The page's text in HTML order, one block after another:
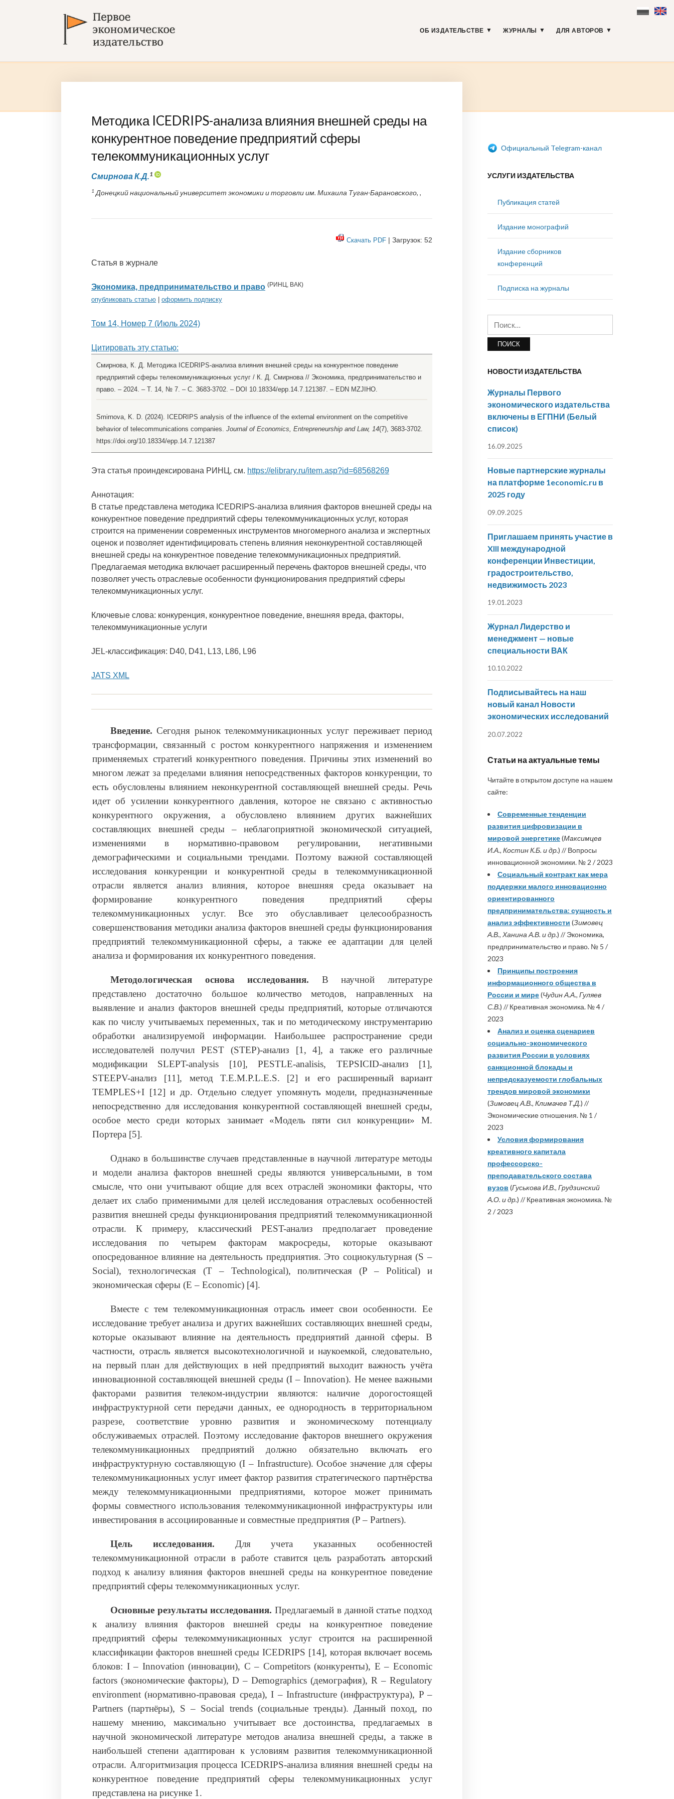
ОБ ИЗДАТЕЛЬСТВЕ ЖУРНАЛЫ ДЛЯ АВТОРОВ
Методика ICEDRIPS-анализа влияния внешней среды на
конкурентное поведение предприятий сферы
телекоммуникационных услуг
Смирнова К.Д.1
1 Донецкий национальный университет экономики и торговли им. Михаила Туган-Барановского, ,
Скачать PDF | Загрузок: 52
Статья в журнале
Экономика, предпринимательство и право (РИНЦ, ВАК)
опубликовать статью оформить подписку
Том 14, Номер 7 (Июль 2024)
Цитировать эту статью:
Смирнова, К. Д. Методика ICEDRIPS-анализа влияния внешней среды на конкурентное поведение
предприятий сферы телекоммуникационных услуг / К. Д. Смирнова // Экономика, предпринимательство и
право. – 2024. – Т. 14, № 7. – С. 3683-3702. – DOI 10.18334/epp.14.7.121387. – EDN MZJIHO.
Smirnova, K. D. (2024). ICEDRIPS analysis of the influence of the external environment on the competitive
behavior of telecommunications companies. Journal of Economics, Entrepreneurship and Law, 14(7), 3683-3702.
https://doi.org/10.18334/epp.14.7.121387
Эта статья проиндексирована РИНЦ, см. https://elibrary.ru/item.asp?id=68568269
Аннотация:
В статье представлена методика ICEDRIPS-анализа влияния факторов внешней среды на
конкурентное поведение предприятий сферы телекоммуникационных услуг, которая
строится на применении современных инструментов многомерного анализа и экспертных
оценок и позволяет идентифицировать степень влияния неконкурентной составляющей
внешней среды на конкурентное поведение телекоммуникационных предприятий.
Предлагаемая методика включает расширенный перечень факторов внешней среды, что
позволяет учесть отраслевые особенности функционирования предприятий сферы
телекоммуникационных услуг.
Ключевые слова: конкуренция, конкурентное поведение, внешняя вреда, факторы,
телекоммуникационные услуги
JEL-классификация: D40, D41, L13, L86, L96
JATS XML
Введение. Сегодня рынок телекоммуникационных услуг переживает период
трансформации, связанный с ростом конкурентного напряжения и изменением
применяемых стратегий конкурентного поведения. Причины этих изменений во
многом лежат за пределами влияния непосредственных факторов конкуренции, то
есть обусловлены влиянием неконкурентной составляющей внешней среды. Речь
идет об усилении конкурентного давления, которое не связано с активностью
конкурентного окружения, а обусловлено влиянием других важнейших
составляющих внешней среды – неблагоприятной экономической ситуацией,
изменениями в нормативно-правовом регулировании, негативными
демографическими и социальными трендами. Поэтому важной составляющей
исследования конкуренции и конкурентной среды в телекоммуникационной
отрасли является анализ влияния, которое внешняя среда оказывает на
формирование конкурентного поведения предприятий сферы
телекоммуникационных услуг. Все это обуславливает целесообразность
совершенствования методики анализа факторов внешней среды функционирования
предприятий телекоммуникационной сферы, а также ее адаптации для целей
анализа и формирования их конкурентного поведения.
Методологическая основа исследования. В научной литературе
представлено достаточно большое количество методов, направленных на
выявление и анализ факторов внешней среды предприятий, которые отличаются
как по числу учитываемых переменных, так и по методическому инструментарию
обработки анализируемой информации. Наибольшее распространение среди
исследователей получил PEST (STEP)-анализ [1, 4], а также его различные
модификации SLEPT-analysis [10], PESTLE-analisis, TEPSICID-анализ [1],
STEEPV-анализ [11], метод T.E.M.P.L.E.S. [2] и его расширенный вариант
TEMPLES+I [12] и др. Отдельно следует упомянуть модели, предназначенные
непосредственно для исследования конкурентной составляющей внешней среды,
особое место среди которых занимает «Модель пяти сил конкуренции» М.
Портера [5].
Однако в большинстве случаев представленные в научной литературе методы
и модели анализа факторов внешней среды являются универсальными, в том
смысле, что они учитывают общие для всех отраслей экономики факторы, что
делает их слабо применимыми для целей исследования отраслевых особенностей
развития внешней среды функционирования предприятий телекоммуникационной
отрасли. К примеру, классический PEST-анализ предполагает проведение
исследования по четырем факторам макросреды, которые оказывают
опосредованное влияние на деятельность предприятия. Это социокультурная (S –
Social), технологическая (T – Technological), политическая (P – Political) и
экономическая сферы (E – Economic) [4].
Вместе с тем телекоммуникационная отрасль имеет свои особенности. Ее
исследование требует анализа и других важнейших составляющих внешней среды,
которые оказывают влияние на деятельность предприятий данной сферы. В
частности, отрасль является высокотехнологичной и наукоемкой, следовательно,
на первый план для действующих в ней предприятий выходит важность учёта
инновационной составляющей внешней среды (I – Innovation). Не менее важными
факторами развития телеком-индустрии являются: наличие дорогостоящей
инфраструктурной сети передачи данных, ее однородность в территориальном
разрезе, соответствие уровню развития и экономическому потенциалу
обслуживаемых отраслей. Поэтому исследование факторов внешнего окружения
телекоммуникационных предприятий должно обязательно включать его
инфраструктурную составляющую (I – Infrastructure). Особое значение для сферы
телекоммуникационных услуг имеет фактор развития стратегического партнёрства
между телекоммуникационными предприятиями, которое может принимать
формы совместного использования телекоммуникационной инфраструктуры или
инвестирования в ассоциированные и совместные предприятия (P – Partners).
Цель исследования. Для учета указанных особенностей
телекоммуникационной отрасли в работе ставится цель разработать авторский
подход к анализу влияния факторов внешней среды на конкурентное поведение
предприятий сферы телекоммуникационных услуг.
Основные результаты исследования. Предлагаемый в данной статье подход
к анализу влияния факторов внешней среды на конкурентное поведение
предприятий сферы телекоммуникационных услуг строится на расширенной
классификации факторов внешней среды ICEDRIPS [14], которая включает восемь
блоков: I – Innovation (инновации), C – Competitors (конкуренты), E – Economic
factors (экономические факторы), D – Demographics (демография), R – Regulatory
environment (нормативно-правовая среда), I – Infrastructure (инфраструктура), P –
Partners (партнёры), S – Social trends (социальные тренды). Данный поход, по
нашему мнению, максимально учитывает все достоинства, предлагаемых в
научной экономической литературе методов анализа внешней среды, а также в
наибольшей степени адаптирован к условиям развития телекоммуникационной
отрасли. Алгоритмизация процесса ICEDRIPS-анализа влияния внешней среды на
конкурентное поведение предприятий сферы телекоммуникационных услуг
представлена на рисунке 1.
Официальный Telegram-канал
УСЛУГИ ИЗДАТЕЛЬСТВА
Публикация статей
Издание монографий
Издание сборников
конференций
Подписка на журналы
НОВОСТИ ИЗДАТЕЛЬСТВА
Журналы Первого
экономического издательства
включены в ЕГПНИ (Белый
список)
16.09.2025
Новые партнерские журналы
на платформе 1economic.ru в
2025 году
09.09.2025
Приглашаем принять участие в
XIII международной
конференции Инвестиции,
градостроительство,
недвижимость 2023
19.01.2023
Журнал Лидерство и
менеджмент — новые
специальности ВАК
10.10.2022
Подписывайтесь на наш
новый канал Новости
экономических исследований
20.07.2022
Статьи на актуальные темы
Читайте в открытом доступе на нашем
сайте:
Современные тенденции
развития цифровизации в
мировой энергетике(Максимцев
И.А., Костин К.Б. и др.) // Вопросы
инновационной экономики. № 2 / 2023
Социальный контракт как мера
поддержки малого инновационно
ориентированного
предпринимательства: сущность и
анализ эффективности (Зимовец
А.В., Ханина А.В. и др.) // Экономика,
предпринимательство и право. № 5 /
2023
Принципы построения
информационного общества в
России и мире(Чудин А.А., Гуляев
С.В.) // Креативная экономика. № 4 /
2023
Анализ и оценка сценариев
социально-экономического
развития России в условиях
санкционной блокады и
непредсказуемости глобальных
трендов мировой экономики
(Зимовец А.В., Климачев Т.Д.) //
Экономические отношения. № 1 /
2023
Условия формирования
креативного капитала
профессорско-
преподавательского состава
вузов (Гуськова И.В., Грудзинский
А.О. и др.) // Креативная экономика. №
2 / 2023